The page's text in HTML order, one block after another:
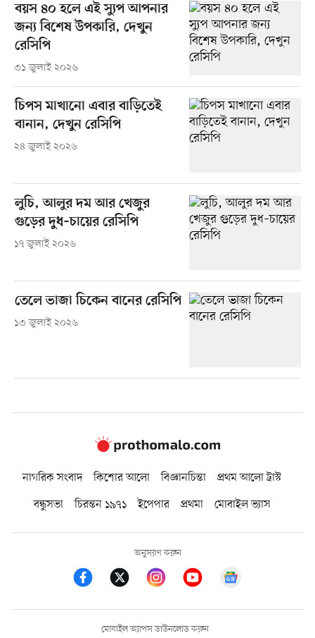
বয়স ৪০ হলে এই স্যুপ আপনার
জন্য বিশেষ উপকারি, দেখুন
রেসিপি
৩১ জুলাই ২০২৬
চিপস মাখানো এবার বাড়িতেই
বানান, দেখুন রেসিপি
২৪ জুলাই ২০২৬
লুচি, আলুর দম আর খেজুর
গুড়ের দুধ–চায়ের রেসিপি
১৭ জুলাই ২০২৬
তেলে ভাজা চিকেন বানের রেসিপি
১৩ জুলাই ২০২৬
নাগরিক সংবাদ কিশোর আলো বিজ্ঞানচিন্তা
প্রথম আলো ট্রাস্ট
বন্ধুসভা
চিরন্তন ১৯৭১ ইপেপার প্রথমা মোবাইল ভ্যাস
অনুসরণ করুন
মোবাইল অ্যাপস ডাউনলোড করুন